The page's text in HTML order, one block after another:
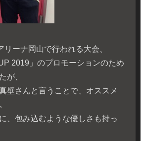
ーナ岡山で行われる大会、
2019」のプロモーションのため
が、
壁さんと言うことで、オススメ
、包み込むような優しさも持っ